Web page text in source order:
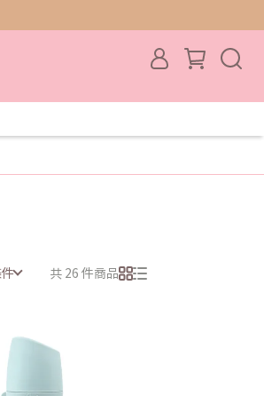
共 26 件商品